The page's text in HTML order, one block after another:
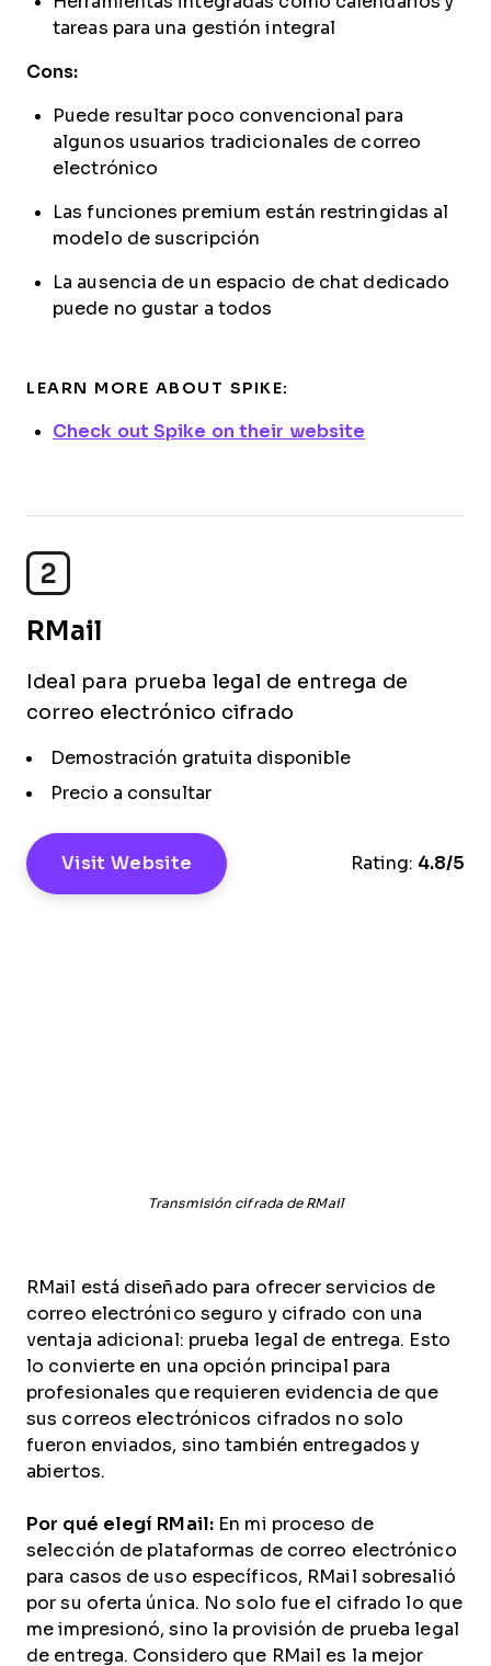
tareas para una gestión integral
Cons:
Puede resultar poco convencional para
algunos usuarios tradicionales de correo
electrónico
Las funciones premium están restringidas al
modelo de suscripción
La ausencia de un espacio de chat dedicado
puede no gustar a todos
LEARN MORE ABOUT SPIKE:
Check out Spike on their website
2
RMail
Ideal para prueba legal de entrega de
correo electrónico cifrado
Demostración gratuita disponible
Precio a consultar
Visit Website Rating: 4.8/5
Transmisión cifrada de RMail
RMail está diseñado para ofrecer servicios de
correo electrónico seguro y cifrado con una
ventaja adicional: prueba legal de entrega. Esto
lo convierte en una opción principal para
profesionales que requieren evidencia de que
sus correos electrónicos cifrados no solo
fueron enviados, sino también entregados y
abiertos.
Por qué elegí RMail: En mi proceso de
selección de plataformas de correo electrónico
para casos de uso específicos, RMail sobresalió
por su oferta única. No solo fue el cifrado lo que
me impresionó, sino la provisión de prueba legal
de entrega. Considero que RMail es la mejor